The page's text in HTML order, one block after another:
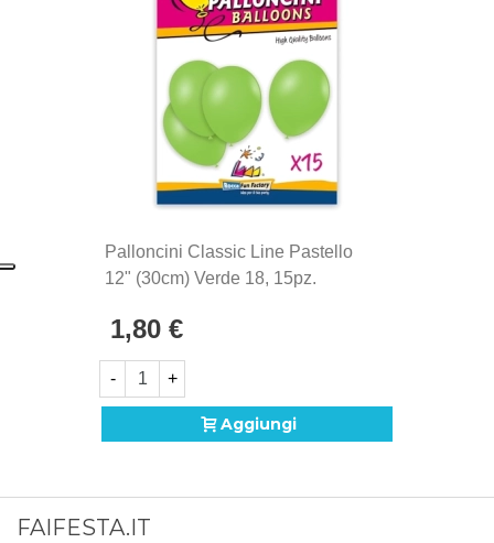
1902. Si distinguono per la qualità eccezionale e la
artigianale e attenzione ai dettagli.
Palloncini Classic Line Pastello
12" (30cm) Verde 18, 15pz.
1,80 €
- +
Aggiungi
FAIFESTA.IT